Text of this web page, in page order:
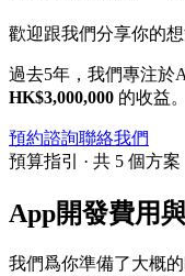
歡迎跟我們分享你的想
過去5年，我們專注於
HK$3,000,000 的收益。
預約諮詢聯絡我們
預算指引 · 共 5 個方案
App開發費用
我們爲你準備了大概